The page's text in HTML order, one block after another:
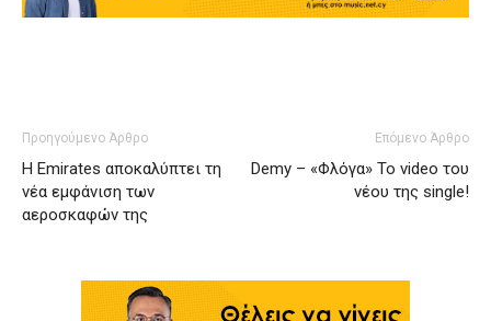
Προηγούμενο Άρθρο
Η Emirates αποκαλύπτει τη
νέα εμφάνιση των
αεροσκαφών της
Επόμενο Άρθρο
Demy – «Φλόγα» Το video του
νέου της single!